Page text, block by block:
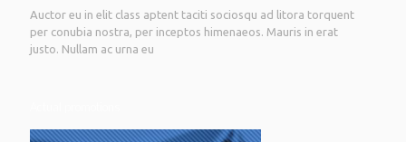
Auctor eu in elit class aptent taciti sociosqu ad litora torquent
per conubia nostra, per inceptos himenaeos. Mauris in erat
justo. Nullam ac urna eu